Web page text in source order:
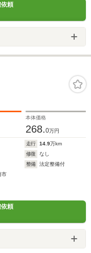
頼
本体価格
268.0万円
走行 14.9万km
修復
なし
整備
法定整備付
市
頼